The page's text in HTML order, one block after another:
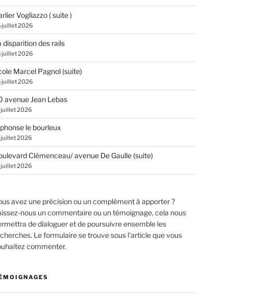
Vogliazzo ( suite )
juillet 2026
disparition des rails
juillet 2026
Marcel Pagnol (suite)
juillet 2026
avenue Jean Lebas
juillet 2026
le bourleux
juillet 2026
Clémenceau/ avenue De Gaulle (suite)
juillet 2026
avez une précision ou un complément à apporter ?
nous un commentaire ou un témoignage, cela nous
de dialoguer et de poursuivre ensemble les
Le formulaire se trouve sous l'article que vous
commenter.